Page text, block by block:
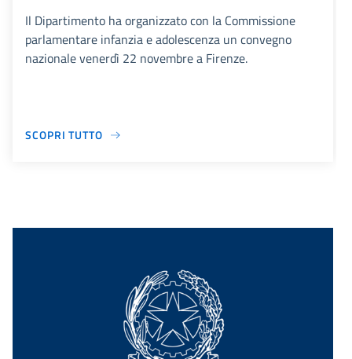
Il Dipartimento ha organizzato con la Commissione
parlamentare infanzia e adolescenza un convegno
nazionale venerdì 22 novembre a Firenze.
SCOPRI TUTTO